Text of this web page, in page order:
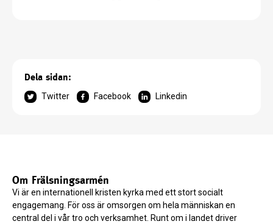
Dela sidan:
Twitter Facebook Linkedin
Om Frälsningsarmén
Vi är en internationell kristen kyrka med ett stort socialt
engagemang. För oss är omsorgen om hela människan en
central del i vår tro och verksamhet. Runt om i landet driver